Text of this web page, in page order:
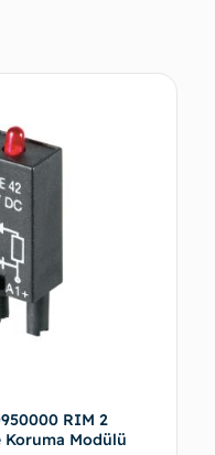
RIM 2
Koruma Modülü